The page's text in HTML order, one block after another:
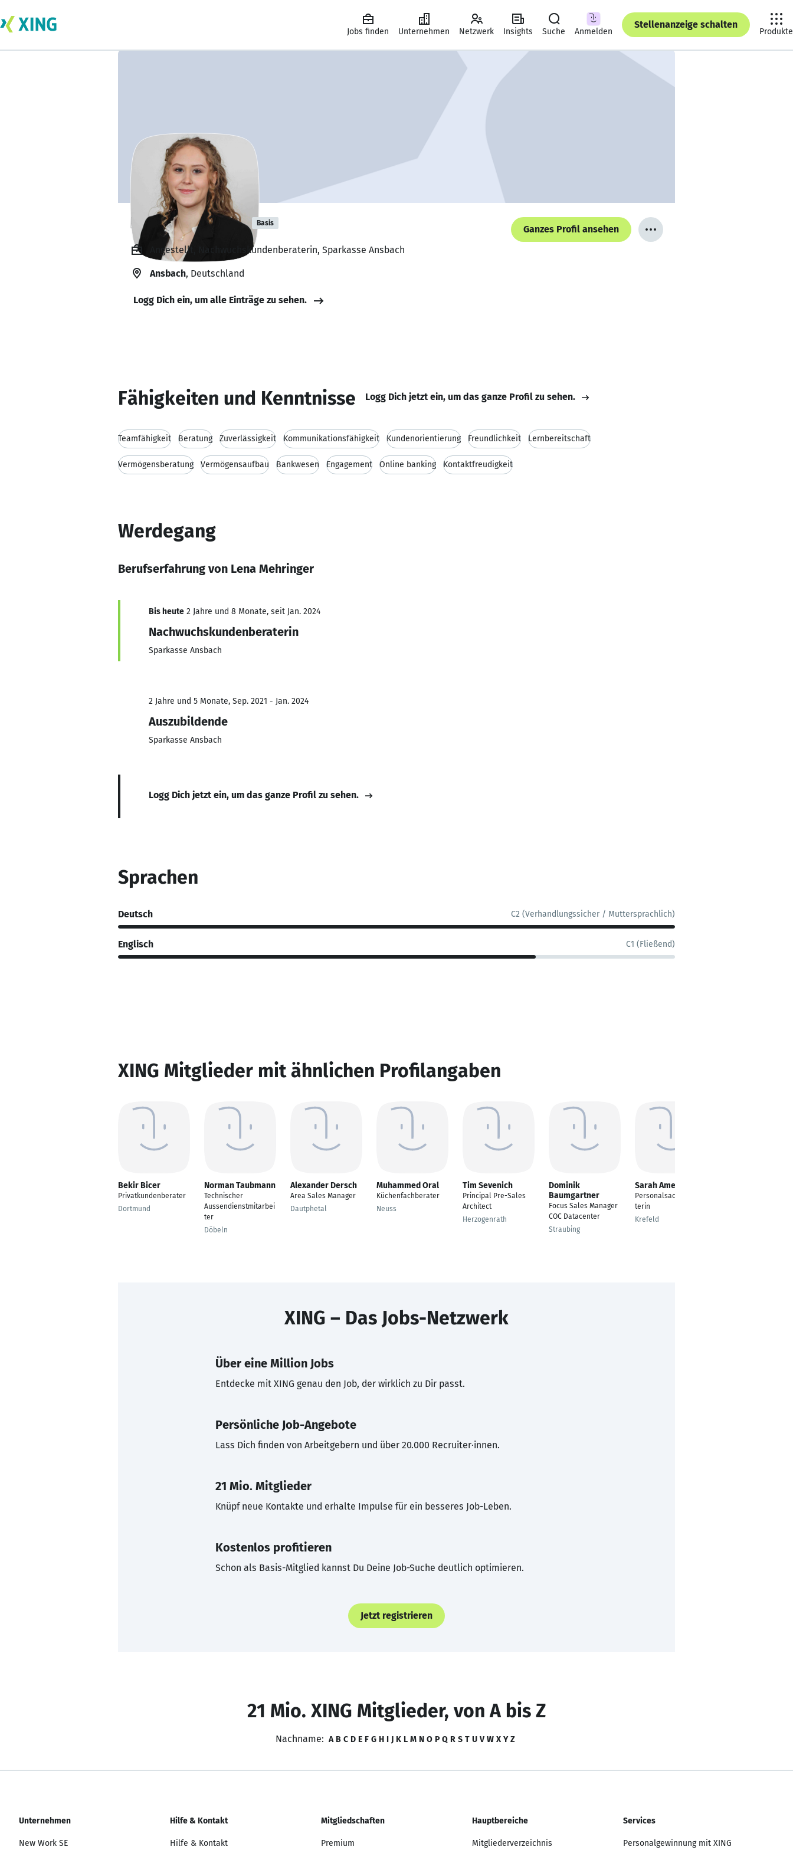
Jobs finden Unternehmen Netzwerk Insights Suche Anmelden
Stellenanzeige schalten
Produkte
Lena Mehringer Basis
Ganzes Profil ansehen
Angestellt, Nachwuchskundenberaterin, Sparkasse Ansbach
Ansbach, Deutschland
Logg Dich ein, um alle Einträge zu sehen.
Fähigkeiten und Kenntnisse Logg Dich jetzt ein, um das ganze Profil zu sehen.
Teamfähigkeit Beratung Zuverlässigkeit Kommunikationsfähigkeit Kundenorientierung Freundlichkeit Lernbereitschaft
Vermögensberatung Vermögensaufbau Bankwesen Engagement Online banking Kontaktfreudigkeit
Werdegang
Berufserfahrung von Lena Mehringer
Bis heute 2 Jahre und 8 Monate, seit Jan. 2024
Nachwuchskundenberaterin
Sparkasse Ansbach
2 Jahre und 5 Monate, Sep. 2021 - Jan. 2024
Auszubildende
Sparkasse Ansbach
Logg Dich jetzt ein, um das ganze Profil zu sehen.
Sprachen
Deutsch C2 (Verhandlungssicher / Muttersprachlich)
Englisch C1 (Fließend)
XING Mitglieder mit ähnlichen Profilangaben
Bekir Bicer
Privatkundenberater
Dortmund
Norman Taubmann
Technischer
Aussendienstmitarbei
ter
Döbeln
Alexander Dersch
Area Sales Manager
Dautphetal
Muhammed Oral
Küchenfachberater
Neuss
Tim Sevenich
Principal Pre-Sales
Architect
Herzogenrath
Dominik
Baumgartner
Focus Sales Manager
COC Datacenter
Straubing
Sarah Amend
Personalsachbearbei
terin
Krefeld
XING – Das Jobs-Netzwerk
Über eine Million Jobs
Entdecke mit XING genau den Job, der wirklich zu Dir passt.
Persönliche Job-Angebote
Lass Dich finden von Arbeitgebern und über 20.000 Recruiter·innen.
21 Mio. Mitglieder
Knüpf neue Kontakte und erhalte Impulse für ein besseres Job-Leben.
Kostenlos profitieren
Schon als Basis-Mitglied kannst Du Deine Job-Suche deutlich optimieren.
Jetzt registrieren
21 Mio. XING Mitglieder, von A bis Z
Nachname: A B C D E F G H I J K L M N O P Q R S T U V W X Y Z
Unternehmen
New Work SE
Hilfe & Kontakt
Hilfe & Kontakt
Mitgliedschaften
Premium
Hauptbereiche
Mitgliederverzeichnis
Services
Personalgewinnung mit XING